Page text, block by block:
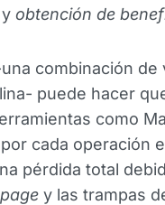
obtención de
combinación de
puede hacer
como
cada operación
pérdida total
y las trampas